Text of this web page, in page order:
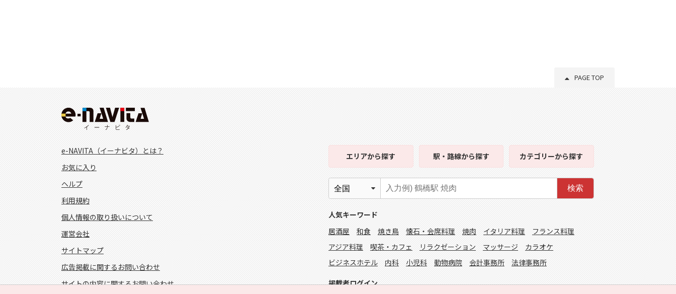
PAGE TOP
e-NAVITA（イーナビタ）とは？
お気に入り
ヘルプ
利用規約
個人情報の取り扱いについて
運営会社
サイトマップ
広告掲載に関するお問い合わせ
サイトの内容に関するお問い合わせ
エリアから探す 駅・路線から探す カテゴリーから探す
検索
人気キーワード
居酒屋
和食 焼き鳥 懐石・会席料理 焼肉 イタリア料理
フランス料理
アジア料理
喫茶・カフェ リラクゼーション マッサージ
カラオケ
ビジネスホテル
内科 小児科 動物病院 会計事務所 法律事務所
掲載者ログイン